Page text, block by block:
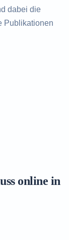
dabei die
Publikationen
online in